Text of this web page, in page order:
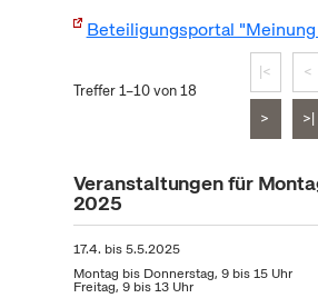
Beteiligungsportal
Treffer 1–10 von 18
|< <
> >|
Veranstaltungen für
2025
17.4. bis5.5.2025
Montag bis Donnerstag, 9 bis 15 Uhr
Freitag, 9 bis 13 Uhr